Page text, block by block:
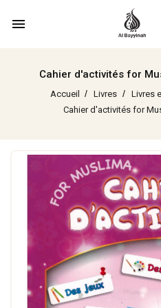
menu
Cahier d'activités for
Accueil Livres Livres
Cahier d'activités for